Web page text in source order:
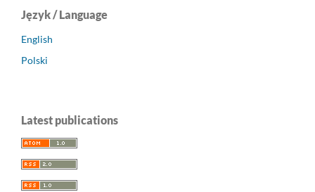
Język / Language
English
Polski
Latest publications